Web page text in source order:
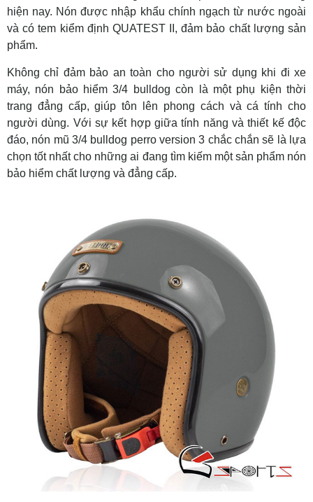
hiện nay. Nón được nhập khẩu chính ngạch từ nước ngoài
và có tem kiểm định QUATEST II, đảm bảo chất lượng sản
phẩm.
Không chỉ đảm bảo an toàn cho người sử dụng khi đi xe
máy, nón bảo hiểm 3/4 bulldog còn là một phụ kiện thời
trang đẳng cấp, giúp tôn lên phong cách và cá tính cho
người dùng. Với sự kết hợp giữa tính năng và thiết kế độc
đáo, nón mũ 3/4 bulldog perro version 3 chắc chắn sẽ là lựa
chọn tốt nhất cho những ai đang tìm kiếm một sản phẩm nón
bảo hiểm chất lượng và đẳng cấp.